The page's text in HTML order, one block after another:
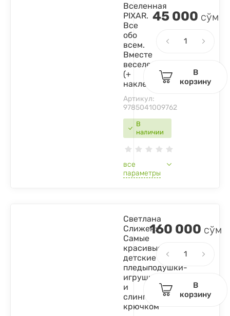
В
наличии
Вселенная
PIXAR.
Все
обо
всем.
Вместе
веселее!
(+
наклейки)
Артикул:
9785041009762
все
параметры
45 000 сўм
В
корзину
Светлана
Слижен:
Самые
красивые
детские
пледыподушки-
игрушки
и
слингобусысвязанные
крючком
160 000 сўм
В
корзину